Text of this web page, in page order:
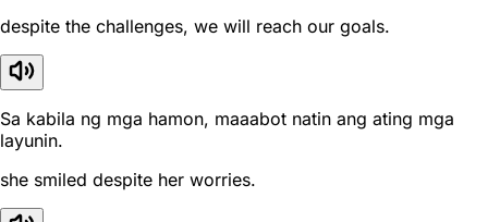
despite the challenges, we will reach our goals.
Sa kabila ng mga hamon, maaabot natin ang ating mga
layunin.
she smiled despite her worries.